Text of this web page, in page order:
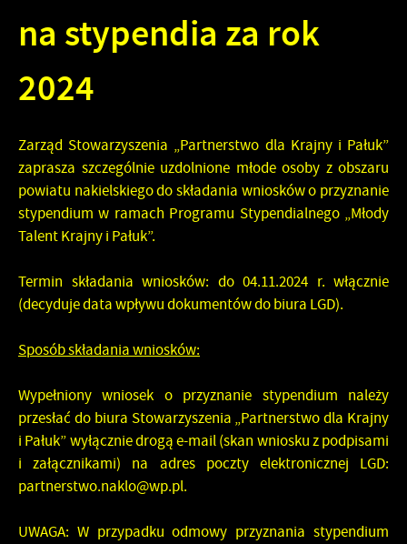
na stypendia za rok
2024
Zarząd Stowarzyszenia „Partnerstwo dla Krajny i Pałuk”
zaprasza szczególnie uzdolnione młode osoby z obszaru
powiatu nakielskiegodo składania wniosków o przyznanie
stypendium w ramach Programu Stypendialnego „Młody
Talent Krajny i Pałuk”.
Termin składania wniosków: do 04.11.2024 r. włącznie
(decyduje data wpływu dokumentów do biura LGD).
Sposóbskładania wniosków:
Wypełniony wniosek o przyznanie stypendium należy
przesłać do biura Stowarzyszenia „Partnerstwo dla Krajny
i Pałuk”wyłącznie drogą e-mail(skan wniosku z podpisami
i załącznikami) na adres poczty elektronicznej LGD:
partnerstwo.naklo@wp.pl.
UWAGA: W przypadku odmowy przyznania stypendium